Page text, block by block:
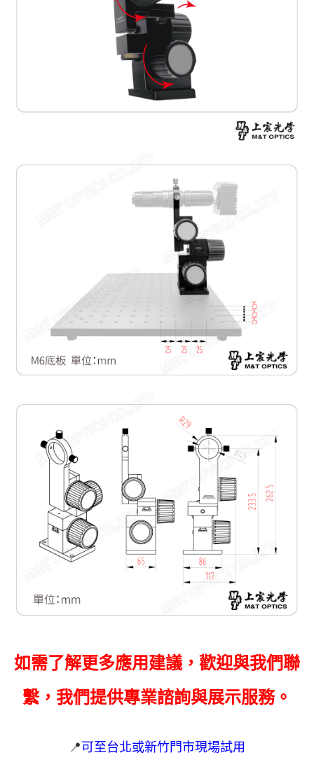
如需了解更多應用建議，歡迎與我們聯
繫，我們提供專業諮詢與展示服務。
📍 可至台北或新竹門市現場試用